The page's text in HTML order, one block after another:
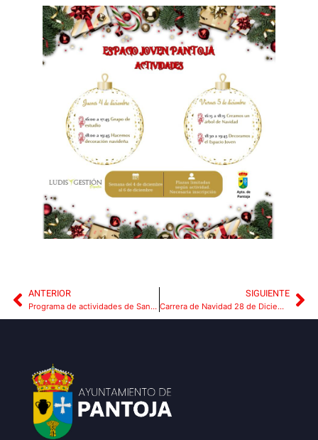
ANTERIOR
Programa de actividades de Santa Bárbara y Navidad 2025!
SIGUIENTE
Carrera de Navidad 28 de Diciembre